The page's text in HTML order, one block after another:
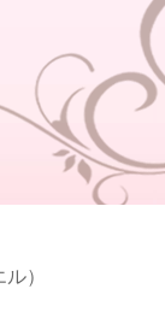
）